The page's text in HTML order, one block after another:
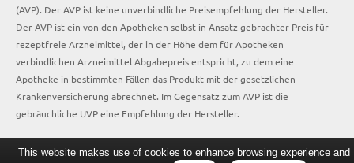
(AVP). Der AVP ist keine unverbindliche Preisempfehlung der Hersteller.
Der AVP ist ein von den Apotheken selbst in Ansatz gebrachter Preis für
rezeptfreie Arzneimittel, der in der Höhe dem für Apotheken
verbindlichen Arzneimittel Abgabepreis entspricht, zu dem eine
Apotheke in bestimmten Fällen das Produkt mit der gesetzlichen
Krankenversicherung abrechnet. Im Gegensatz zum AVP ist die
gebräuchliche UVP eine Empfehlung der Hersteller.
This website makes use of cookies to enhance browsing experience and